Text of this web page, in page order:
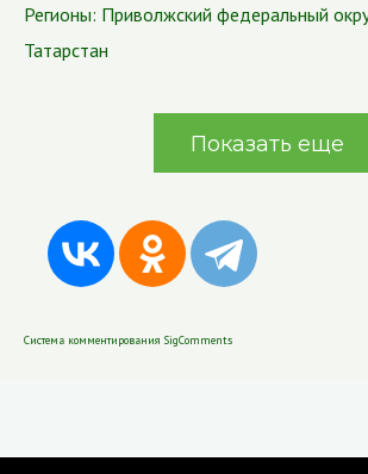
Регионы: Приволжский федеральный
Татарстан
Показать еще
Система комментирования SigComments